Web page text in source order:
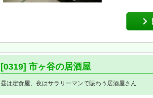
[0319] 市ヶ谷の居酒屋
昼は定食屋、夜はサラリーマンで賑わう居酒屋さん